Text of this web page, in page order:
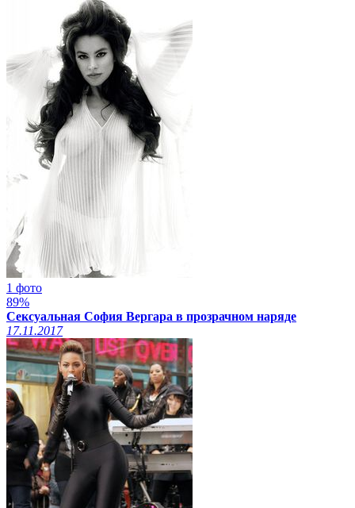
1 фото
89%
Сексуальная София Вергара в прозрачном наряде
17.11.2017